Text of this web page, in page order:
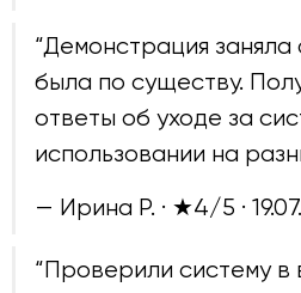
“Демонстрация заняла
была по существу.
ответы об уходе за
использовании на
— Ирина Р. · ★4/5 ·
“Проверили систему в